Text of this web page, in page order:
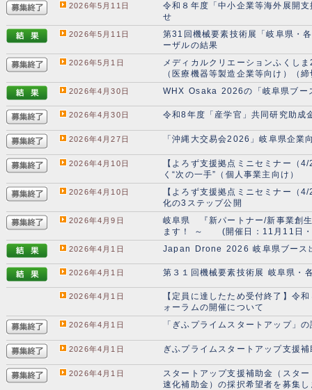
2026年5月11日
令和８年度「中小企業等海外展開
せ
2026年5月11日
第31回機械要素技術展「岐阜県・
ーザルの結果
2026年5月1日
メディカルクリエーションふくし
（医療機器等製造企業等向け）（
2026年4月30日 WHX Osaka 2026の「岐阜県ブー
2026年4月30日 令和8年度「産学官」共同研究助成
2026年4月27日 「沖縄大交易会2026」岐阜県企業
2026年4月10日
【よろず支援拠点ミニセミナー（
く“次の一手”（個人事業主向け）
2026年4月10日
【よろず支援拠点ミニセミナー（
化の3ステップ公開
2026年4月9日
岐阜県 『新パートナー/新事業創
ます！ ～ (開催日：11月11日
2026年4月1日 Japan Drone 2026 岐阜県ブース
2026年4月1日 第３１回機械要素技術展 岐阜県・
2026年4月1日
【定員に達したため受付終了】令
ォーラムの開催について
2026年4月1日 「ぎふプライムスタートアップ」
2026年4月1日 ぎふプライムスタートアップ支援
2026年4月1日
スタートアップ支援補助金（スタ
速化補助金）の採択希望者を募集